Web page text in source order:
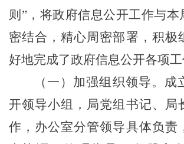
则 ”，将政府信息公开工作与本
密结合，精心周密部署，积极
好地完成了政府信息公开各项工
（一）加强组织领导。成
开领导小组，局党组书记、局
作 ，办公室分管领导具体负责